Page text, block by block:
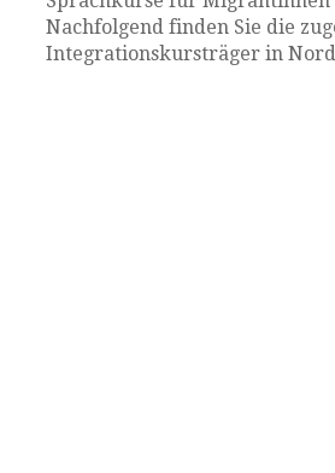
Nachfolgend finden Sie die
Integrationskursträger in